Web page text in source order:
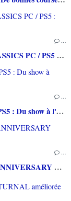
[TEST ECLAIR] RALLY ARCADE CLASSICS PC / PS5 : Un mini SEGA RALLY des temps modernes
[TEST] MONSTER JAM SHOWDOWN PS5 : Du show à l'américaine pour les fans
[TEST ECLAIR] QUBIC GAMES 20th ANNIVERSARY BUNDLE PC